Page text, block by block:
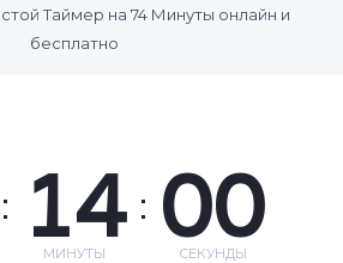
Таймер на 74 Минуты онлайн и
бесплатно
: 14
МИНУТЫ
: 00
СЕКУНДЫ